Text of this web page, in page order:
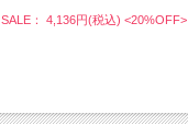
SALE： 4,136円(税込) <20%OFF>